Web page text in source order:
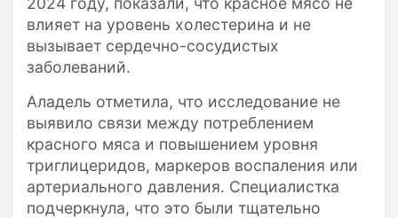
влияет на уровень холестерина и не
вызывает сердечно-сосудистых
заболеваний.
Аладель отметила, что исследование не
выявило связи между потреблением
красного мяса и повышением уровня
триглицеридов, маркеров воспаления или
артериального давления. Специалистка
подчеркнула, что это были тщательно